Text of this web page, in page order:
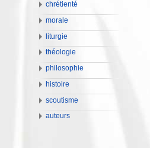
chrétienté
morale
liturgie
théologie
philosophie
histoire
scoutisme
auteurs